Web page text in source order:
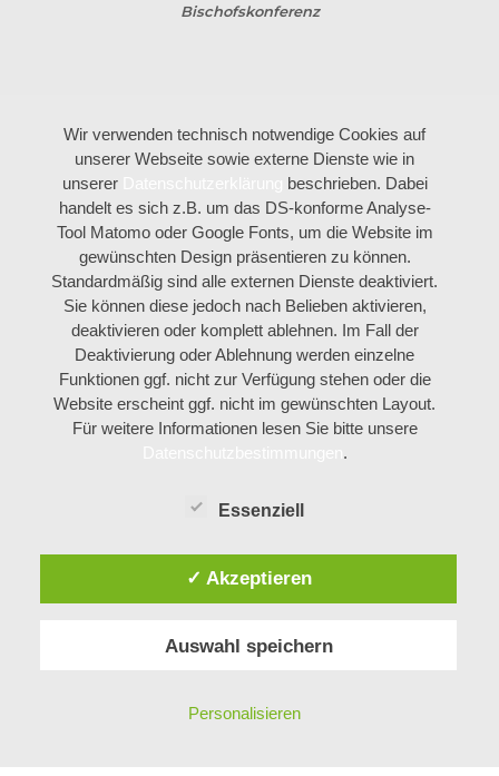
Bischofskonferenz
Wir verwenden technisch notwendige Cookies auf
unserer Webseite sowie externe Dienste wie in
unserer
beschrieben. Dabei
handelt es sich z.B. um das DS-konforme Analyse-
Tool Matomo oder Google Fonts, um die Website im
gewünschten Design präsentieren zu können.
Standardmäßig sind alle externen Dienste deaktiviert.
Sie können diese jedoch nach Belieben aktivieren,
deaktivieren oder komplett ablehnen. Im Fall der
Deaktivierung oder Ablehnung werden einzelne
Funktionen ggf. nicht zur Verfügung stehen oder die
Website erscheint ggf. nicht im gewünschten Layout.
Für weitere Informationen lesen Sie bitte unsere
.
Essenziell
✓ Akzeptieren
Auswahl speichern
Personalisieren